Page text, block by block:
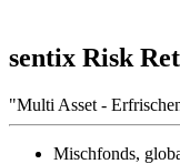
sentix Risk
"Multi Asset -
Mischfonds,